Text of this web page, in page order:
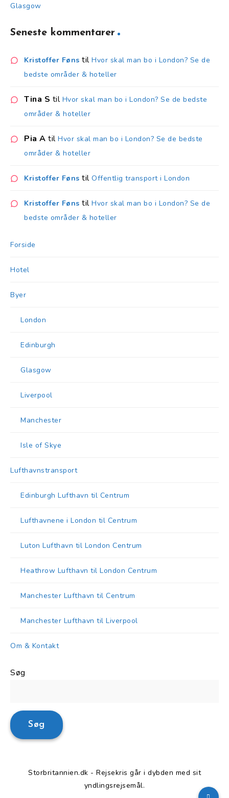
Glasgow
Seneste kommentarer
Kristoffer Føns til Hvor skal man bo i London? Se de
bedste områder & hoteller
Tina S til Hvor skal man bo i London? Se de bedste
områder & hoteller
Pia A til Hvor skal man bo i London? Se de bedste
områder & hoteller
Kristoffer Føns til Offentlig transport i London
Kristoffer Føns til Hvor skal man bo i London? Se de
bedste områder & hoteller
Forside
Hotel
Byer
London
Edinburgh
Glasgow
Liverpool
Manchester
Isle of Skye
Lufthavnstransport
Edinburgh Lufthavn til Centrum
Lufthavnene i London til Centrum
Luton Lufthavn til London Centrum
Heathrow Lufthavn til London Centrum
Manchester Lufthavn til Centrum
Manchester Lufthavn til Liverpool
Om & Kontakt
Søg
Søg
Storbritannien.dk - Rejsekris går i dybden med sit
yndlingsrejsemål.